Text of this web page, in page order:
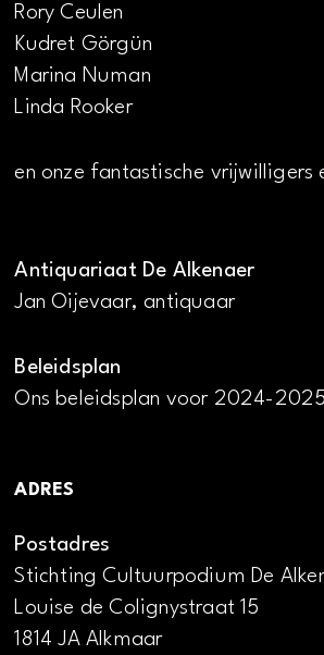
Rory Ceulen
Kudret Görgün
Marina Numan
Linda Rooker
en onze fantastische vrijwilligers
Antiquariaat De Alkenaer
Jan Oijevaar, antiquaar
Beleidsplan
Ons beleidsplan voor 2024-
ADRES
Postadres
Stichting Cultuurpodium De
Louise de Colignystraat 15
1814 JA Alkmaar